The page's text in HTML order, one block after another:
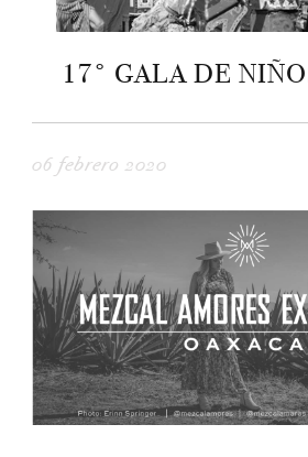
17° GALA DE
06 febrero 2020